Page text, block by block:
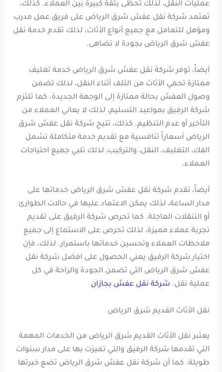
عمليات النقل، لذلك تحظى بثقة كبيرة بين العملاء. كذلك،
تعتمد شركة نقل عفش شرق الرياض على فريق عمل مدرب
ومؤهل للتعامل مع جميع أنواع الأثاث، لذلك تقدم خدمة نقل
عفش شرق الرياض بجودة لا تضاهى.
أيضاً، توفر شركة نقل عفش شرق الرياض خدمة تغليف
ممتازة تحمي الأثاث من التلف أثناء النقل، لذلك تضمن
وصول العفش بحالة ممتازة إلى الوجهة الجديدة. كما تلتزم
شركة الرفيق بمواعيد التسليم، لذلك لا يعاني العملاء من
التأخير أو عدم التنظيم. كذلك، تتيح شركة نقل عفش شرق
الرياض أسعاراً تنافسية مع تقديم خدمة متكاملة تشمل
الفك، التغليف، النقل، والتركيب، لذلك تلبي جميع احتياجات
العملاء.
أيضاً، تقدم شركة نقل عفش شرق الرياض خدماتها على
مدار الساعة، لذلك يمكن الاعتماد عليها في حالات الطوارئ
أو التنقلات العاجلة. كما تحرص شركة الرفيق على تقديم
تجربة عملاء مميزة، لذلك تحرص على الاستماع إلى جميع
ملاحظات العملاء وتحسين خدماتها باستمرار. لذلك، فإن
اختيار شركة الرفيق يعني الحصول على افضل شركة نقل
عفش شرق الرياض التي تضمن الجودة والراحة في كل
عملية نقل. شركة نقل عفش بجازان
نقل الأثاث القديم شرق الرياض
يعتبر نقل الأثاث القديم شرق الرياض من الخدمات المهمة
التي تقدمها شركة الرفيق والتي تميزت بها على مدار سنوات
طويلة. كما أن شركة نقل عفش شرق الرياض تضع خبرتها